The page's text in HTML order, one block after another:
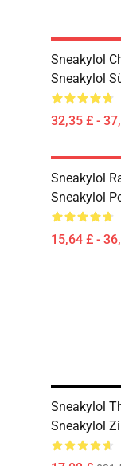
Sneakylol
Sneakylol
32,35 £ -
Sneakylol
Sneakylol
15,64 £ -
Sneakylol
Sneakylol